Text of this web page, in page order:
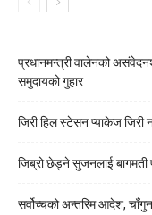
प्रधानमन्त्री वालेनको
समुदायको गुहार
जिरी हिल स्टेसन प्याकेज जिरी
जिब्रो छेड्ने सुजनलाई
सर्वोच्चको अन्तरिम आदेश,